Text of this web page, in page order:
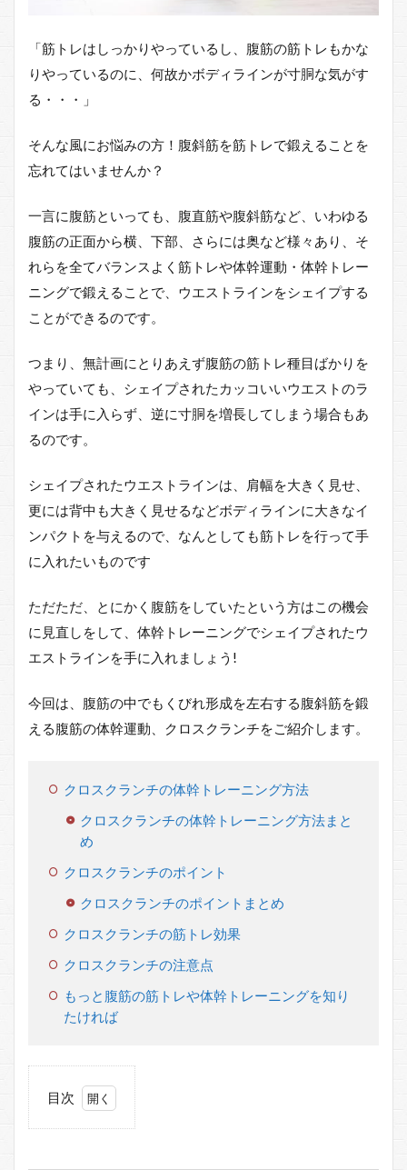
「筋トレはしっかりやっているし、腹筋の筋トレもかな
りやっているのに、何故かボディラインが寸胴な気がす
る・・・」
そんな風にお悩みの方！腹斜筋を筋トレで鍛えることを
忘れてはいませんか？
一言に腹筋といっても、腹直筋や腹斜筋など、いわゆる
腹筋の正面から横、下部、さらには奥など様々あり、そ
れらを全てバランスよく筋トレや体幹運動・体幹トレー
ニングで鍛えることで、ウエストラインをシェイプする
ことができるのです。
つまり、無計画にとりあえず腹筋の筋トレ種目ばかりを
やっていても、シェイプされたカッコいいウエストのラ
インは手に入らず、逆に寸胴を増長してしまう場合もあ
るのです。
シェイプされたウエストラインは、肩幅を大きく見せ、
更には背中も大きく見せるなどボディラインに大きなイ
ンパクトを与えるので、なんとしても筋トレを行って手
に入れたいものです
ただただ、とにかく腹筋をしていたという方はこの機会
に見直しをして、体幹トレーニングでシェイプされたウ
エストラインを手に入れましょう!
今回は、腹筋の中でもくびれ形成を左右する腹斜筋を鍛
える腹筋の体幹運動、クロスクランチをご紹介します。
クロスクランチの体幹トレーニング方法
クロスクランチの体幹トレーニング方法まと
め
クロスクランチのポイント
クロスクランチのポイントまとめ
クロスクランチの筋トレ効果
クロスクランチの注意点
もっと腹筋の筋トレや体幹トレーニングを知り
たければ
目次